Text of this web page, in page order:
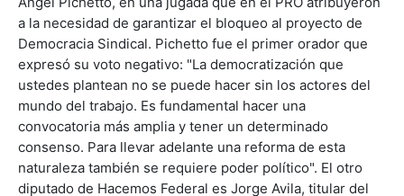
a la necesidad de garantizar el bloqueo al proyecto de
Democracia Sindical. Pichetto fue el primer orador que
expresó su voto negativo: "La democratización que
ustedes plantean no se puede hacer sin los actores del
mundo del trabajo. Es fundamental hacer una
convocatoria más amplia y tener un determinado
consenso. Para llevar adelante una reforma de esta
naturaleza también se requiere poder político". El otro
diputado de Hacemos Federal es Jorge Avila, titular del